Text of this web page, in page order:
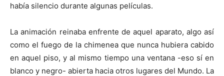
había silencio durante algunas películas.
La animación reinaba enfrente de aquel aparato, algo así
como el fuego de la chimenea que nunca hubiera cabido
en aquel piso, y al mismo tiempo una ventana -eso sí en
blanco y negro- abierta hacia otros lugares del Mundo. La